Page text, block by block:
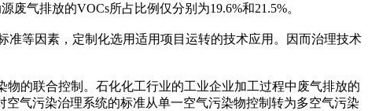
气排放的VOCs所占比例仅分别为19.6%和21.5%。
等因素，定制化选用适用项目运转的技术应用。因而治理技术
的联合控制。石化化工行业的工业企业加工过程中废气排放的
气污染治理系统的标准从单一空气污染物控制转为多空气污染